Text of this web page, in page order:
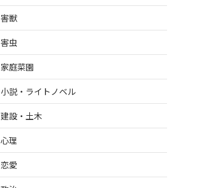
害獣
害虫
家庭菜園
小説・ライトノベル
建設・土木
心理
恋愛